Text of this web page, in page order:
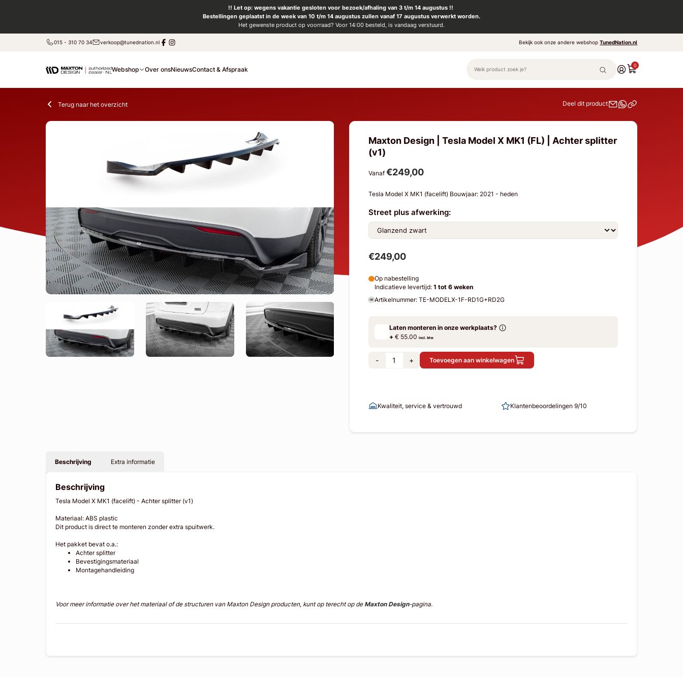
!! Let op: wegens vakantie gesloten voor bezoek/afhaling van 3 t/m 14 augustus !!
Bestellingen geplaatst in de week van 10 t/m 14 augustus zullen vanaf 17 augustus verwerkt worden.
Het gewenste product op voorraad? Voor 14:00 besteld, is vandaag verstuurd.
015 - 310 70 34 verkoop@tunednation.nl Bekijk ook onze andere webshopTunedNation.nl
Webshop Over onsNieuwsContact & Afspraak
0
Terug naar het overzicht Deel dit product
Maxton Design | Tesla Model X MK1 (FL) | Achter splitter
(v1)
Vanaf €249,00
Tesla Model X MK1 (facelift) Bouwjaar: 2021 - heden
Street plus afwerking:
€249,00
Op nabestelling
Indicatieve levertijd: 1 tot 6 weken
Artikelnummer: TE-MODELX-1F-RD1G+RD2G
Laten monteren in onze werkplaats?
+€ 55.00 incl. btw
- + Toevoegen aan winkelwagen
Kwaliteit, service & vertrouwd Klantenbeoordelingen 9/10
Beschrijving Extra informatie
Beschrijving
Tesla Model X MK1 (facelift) - Achter splitter (v1)
Materiaal: ABS plastic
Dit product is direct te monteren zonder extra spuitwerk.
Het pakket bevat o.a.:
Achter splitter
Bevestigingsmateriaal
Montagehandleiding
Voor meer informatie over het materiaal of de structuren van Maxton Design producten, kunt op terecht op deMaxton Design-pagina.